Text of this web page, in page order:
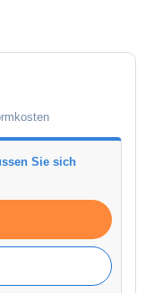
Sie sich